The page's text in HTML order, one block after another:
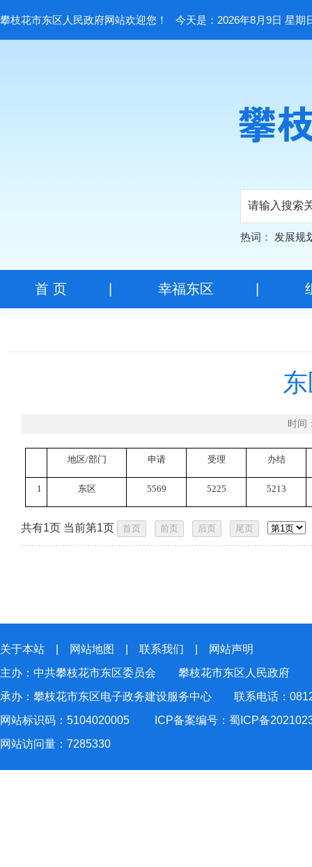
攀枝花市东区人民政府网站欢迎您！ 今天是：2026年8月9日 星期
热词： 发展规
首 页| 幸福东区
时间
地区/部门 申请 受理 办结
1 东区 5569 5225 5213
共有1页 当前第1页
关于本站 网站地图 联系我们
网站声明
主办：中共攀枝花市东区委员会 攀枝花市东区人民政府
承办：攀枝花市东区电子政务建设服务中心 联系电话：
网站标识码：5104020005
ICP备案编号：蜀ICP备
网站访问量： 7285330